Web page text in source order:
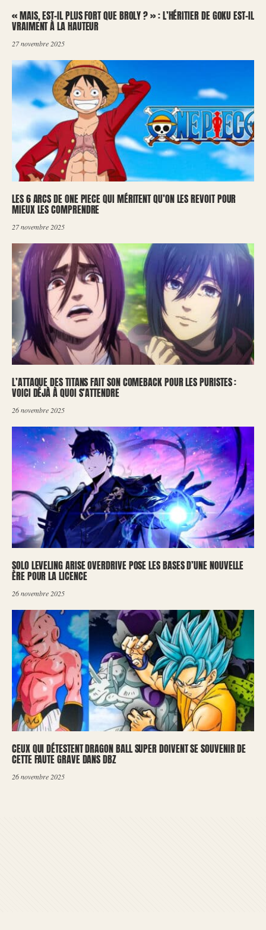
« MAIS, EST-IL PLUS FORT QUE BROLY ? » : L’HÉRITIER DE GOKU EST-IL
VRAIMENT À LA HAUTEUR
27 novembre 2025
LES 6 ARCS DE ONE PIECE QUI MÉRITENT QU’ON LES REVOIT POUR
MIEUX LES COMPRENDRE
27 novembre 2025
L’ATTAQUE DES TITANS FAIT SON COMEBACK POUR LES PURISTES :
VOICI DÉJÀ À QUOI S’ATTENDRE
26 novembre 2025
SOLO LEVELING ARISE OVERDRIVE POSE LES BASES D’UNE NOUVELLE
ÈRE POUR LA LICENCE
26 novembre 2025
CEUX QUI DÉTESTENT DRAGON BALL SUPER DOIVENT SE SOUVENIR DE
CETTE FAUTE GRAVE DANS DBZ
26 novembre 2025